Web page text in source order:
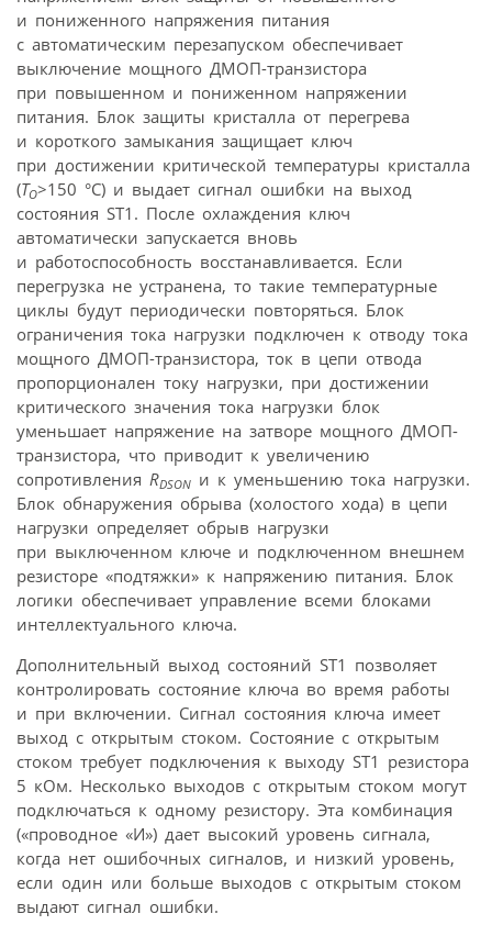
и пониженного напряжения питания
с автоматическим перезапуском обеспечивает
выключение мощного ДМОП-транзистора
при повышенном и пониженном напряжении
питания. Блок защиты кристалла от перегрева
и короткого замыкания защищает ключ
при достижении критической температуры кристалла
(TО>150 °С) и выдает сигнал ошибки на выход
состояния ST1. После охлаждения ключ
автоматически запускается вновь
и работоспособность восстанавливается. Если
перегрузка не устранена, то такие температурные
циклы будут периодически повторяться. Блок
ограничения тока нагрузки подключен к отводу тока
мощного ДМОП-транзистора, ток в цепи отвода
пропорционален току нагрузки, при достижении
критического значения тока нагрузки блок
уменьшает напряжение на затворе мощного ДМОП-
транзистора, что приводит к увеличению
сопротивления RDSON и к уменьшению тока нагрузки.
Блок обнаружения обрыва (холостого хода) в цепи
нагрузки определяет обрыв нагрузки
при выключенном ключе и подключенном внешнем
резисторе «подтяжки» к напряжению питания. Блок
логики обеспечивает управление всеми блоками
интеллектуального ключа.
Дополнительный выход состояний ST1 позволяет
контролировать состояние ключа во время работы
и при включении. Сигнал состояния ключа имеет
выход с открытым стоком. Состояние с открытым
стоком требует подключения к выходу ST1 резистора
5 кОм. Несколько выходов с открытым стоком могут
подключаться к одному резистору. Эта комбинация
(«проводное «И») дает высокий уровень сигнала,
когда нет ошибочных сигналов, и низкий уровень,
если один или больше выходов с открытым стоком
выдают сигнал ошибки.